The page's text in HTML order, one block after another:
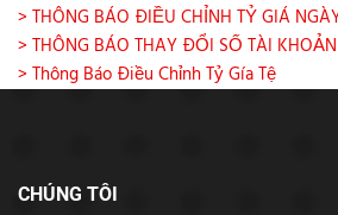
> THÔNG BÁO ĐIỀU CHỈNH TỶ GIÁ
> THÔNG BÁO THAY ĐỔI SỐ TÀI
> Thông Báo Điều Chỉnh Tỷ Gía Tệ
CHÚNG TÔI